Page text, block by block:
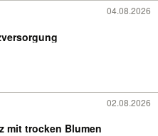
04.08.2026
02.08.2026
mit trocken Blumen